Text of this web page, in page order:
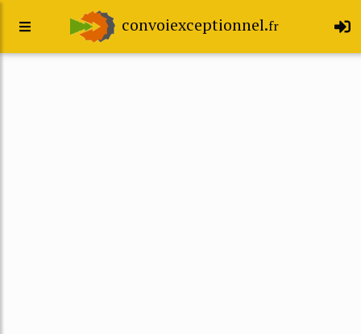
convoiexceptionnel.fr